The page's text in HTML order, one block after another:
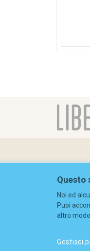
© 2026
Questo
Noi ed
Puoi
altro modo.
Gestisci